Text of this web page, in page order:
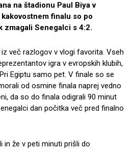
na štadionu Paul Biya v
finalu so po
zmagali Senegalci s 4:2.
več razlogov v vlogi favorita. Vseh
igra v evropskih klubih,
Egiptu samo pet. V finale so se
od osmine finala naprej vedno
da so do finala odigrali 90 minut
dan počitka več pred finalno
in že v peti minuti prišli do